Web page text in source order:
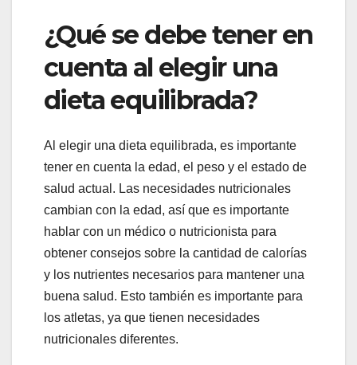
¿Qué se debe tener en
cuenta al elegir una
dieta equilibrada?
Al elegir una dieta equilibrada, es importante
tener en cuenta la edad, el peso y el estado de
salud actual. Las necesidades nutricionales
cambian con la edad, así que es importante
hablar con un médico o nutricionista para
obtener consejos sobre la cantidad de calorías
y los nutrientes necesarios para mantener una
buena salud. Esto también es importante para
los atletas, ya que tienen necesidades
nutricionales diferentes.